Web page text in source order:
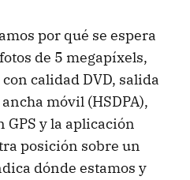
por qué se espera
de 5 megapíxels,
calidad DVD, salida
móvil (HSDPA),
y la aplicación
posición sobre un
dónde estamos y